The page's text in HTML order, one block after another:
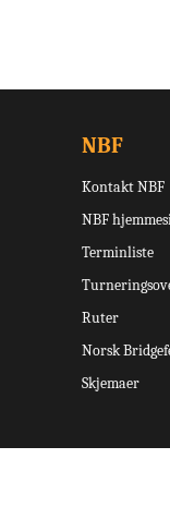
NBF
Kontakt NBF
NBF
Terminliste
Ruter
Norsk
Skjemaer